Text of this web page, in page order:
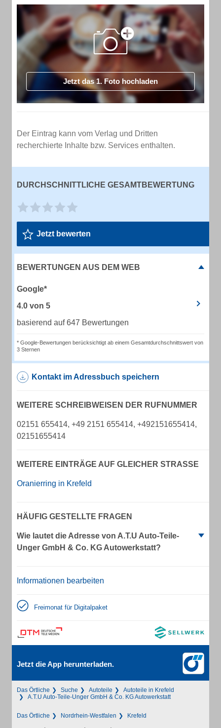
Jetzt das 1. Foto hochladen
Der Eintrag kann vom Verlag und Dritten
recherchierte Inhalte bzw. Services enthalten.
DURCHSCHNITTLICHE GESAMTBEWERTUNG
Jetzt bewerten
BEWERTUNGEN AUS DEM WEB
Google*
4.0 von 5
basierend auf 647 Bewertungen
* Google-Bewertungen berücksichtigt ab einem Gesamtdurchschnittswert von
3 Sternen
Kontakt im Adressbuch speichern
WEITERE SCHREIBWEISEN DER RUFNUMMER
02151 655414, +49 2151 655414, +492151655414,
02151655414
WEITERE EINTRÄGE AUF GLEICHER STRASSE
Oranierring in Krefeld
HÄUFIG GESTELLTE FRAGEN
Wie lautet die Adresse von A.T.U Auto-Teile-
Unger GmbH & Co. KG Autowerkstatt?
Informationen bearbeiten
Freimonat für Digitalpaket
Jetzt die App herunterladen.
Das Örtliche Suche Autoteile
Autoteile in Krefeld
A.T.U Auto-Teile-Unger GmbH & Co. KG Autowerkstatt
Das Örtliche Nordrhein-Westfalen Krefeld